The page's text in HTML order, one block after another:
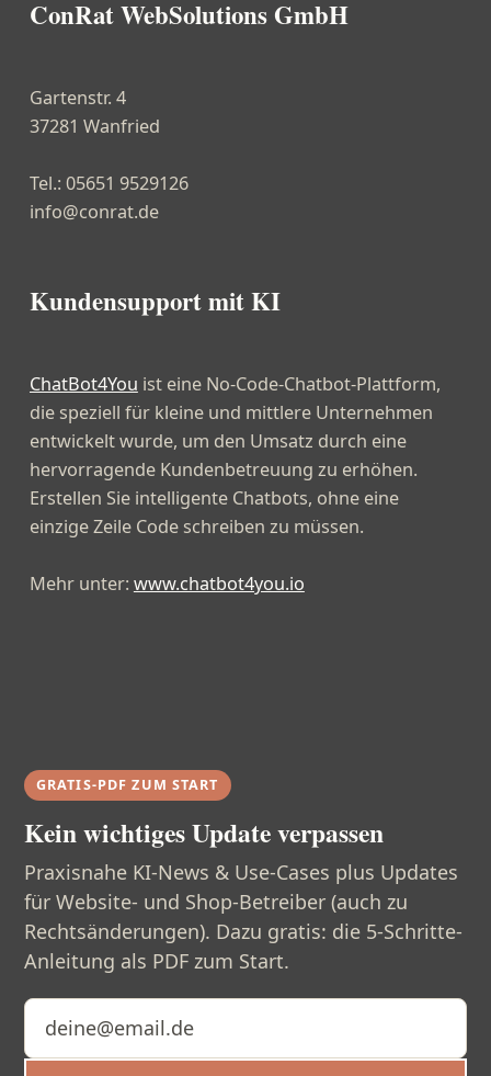
ConRat WebSolutions GmbH
Gartenstr. 4
37281 Wanfried
Tel.: 05651 9529126
info@conrat.de
Kundensupport mit KI
ChatBot4You ist eine No-Code-Chatbot-Plattform,
die speziell für kleine und mittlere Unternehmen
entwickelt wurde, um den Umsatz durch eine
hervorragende Kundenbetreuung zu erhöhen.
Erstellen Sie intelligente Chatbots, ohne eine
einzige Zeile Code schreiben zu müssen.
Mehr unter: www.chatbot4you.io
GRATIS-PDF ZUM START
Kein wichtiges Update verpassen
Praxisnahe KI-News & Use-Cases plus Updates
für Website- und Shop-Betreiber (auch zu
Rechtsänderungen). Dazu gratis: die 5-Schritte-
Anleitung als PDF zum Start.
E-Mail-Adresse